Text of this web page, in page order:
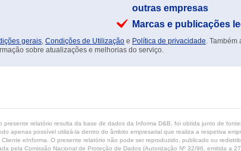
outras empresas
Marcas e publicações
gerais, Condições de Utilização e Política de privacidade. Também
sobre atualizações e melhorias do serviço.
presente relatório resulta da base de dados da Informa D&B, foi obtida junto de
apenas possível utilizá-la dentro do âmbito empresarial que realiza a respetiva
eInforma. O presente relatório não pode ser reproduzido, publicado ou
pela Comissão Nacional de Proteção de Dados (Autorização Nº 32/96, emitida a